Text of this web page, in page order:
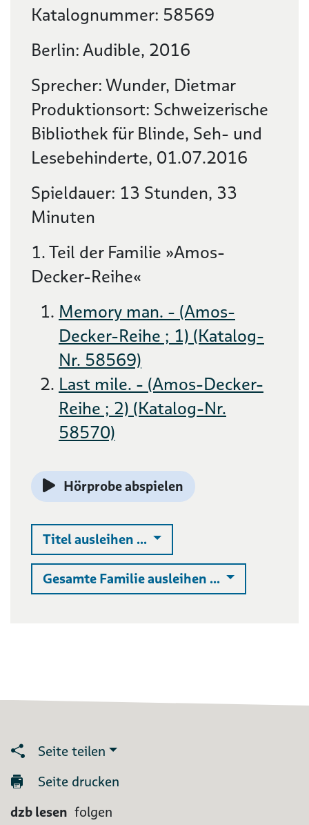
Katalognummer: 58569
Berlin: Audible, 2016
Sprecher: Wunder, Dietmar
Produktionsort: Schweizerische
Bibliothek für Blinde, Seh- und
Lesebehinderte, 01.07.2016
Spieldauer: 13 Stunden, 33
Minuten
1. Teil der Familie »Amos-
Decker-Reihe«
Memory man. - (Amos-
Decker-Reihe ; 1) (Katalog-
Nr. 58569)
Last mile. - (Amos-Decker-
Reihe ; 2) (Katalog-Nr.
58570)
Hörprobe abspielen
Titel ausleihen ... Auswahlliste ausklappen
Gesamte Familie ausleihen ... Auswahlliste
Seite teilen
Seite drucken
dzb lesen folgen